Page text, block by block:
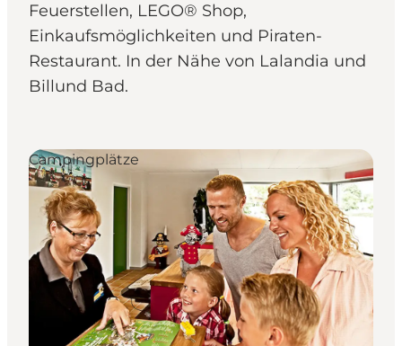
Feuerstellen, LEGO® Shop,
Einkaufsmöglichkeiten und Piraten-
Restaurant. In der Nähe von Lalandia und
Billund Bad.
Campingplätze